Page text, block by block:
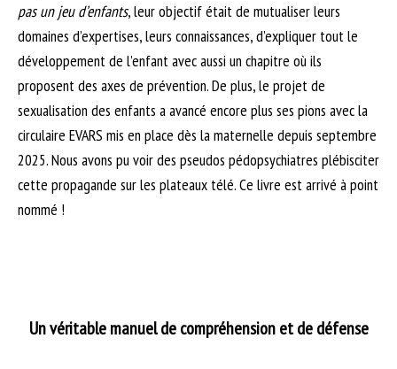
pas un jeu d’enfants, leur objectif était de mutualiser leurs
domaines d’expertises, leurs connaissances, d’expliquer tout le
développement de l’enfant avec aussi un chapitre où ils
proposent des axes de prévention. De plus, le projet de
sexualisation des enfants a avancé encore plus ses pions avec la
circulaire EVARS mis en place dès la maternelle depuis septembre
2025. Nous avons pu voir des pseudos pédopsychiatres plébisciter
cette propagande sur les plateaux télé. Ce livre est arrivé à point
nommé !
Un véritable manuel de compréhension et de défense